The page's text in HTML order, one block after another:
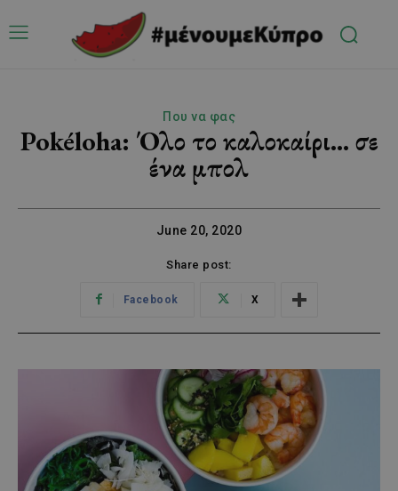
Που να φας
Pokéloha: Όλο το καλοκαίρι… σε
ένα μπολ
June 20, 2020
Share post:
Facebook X